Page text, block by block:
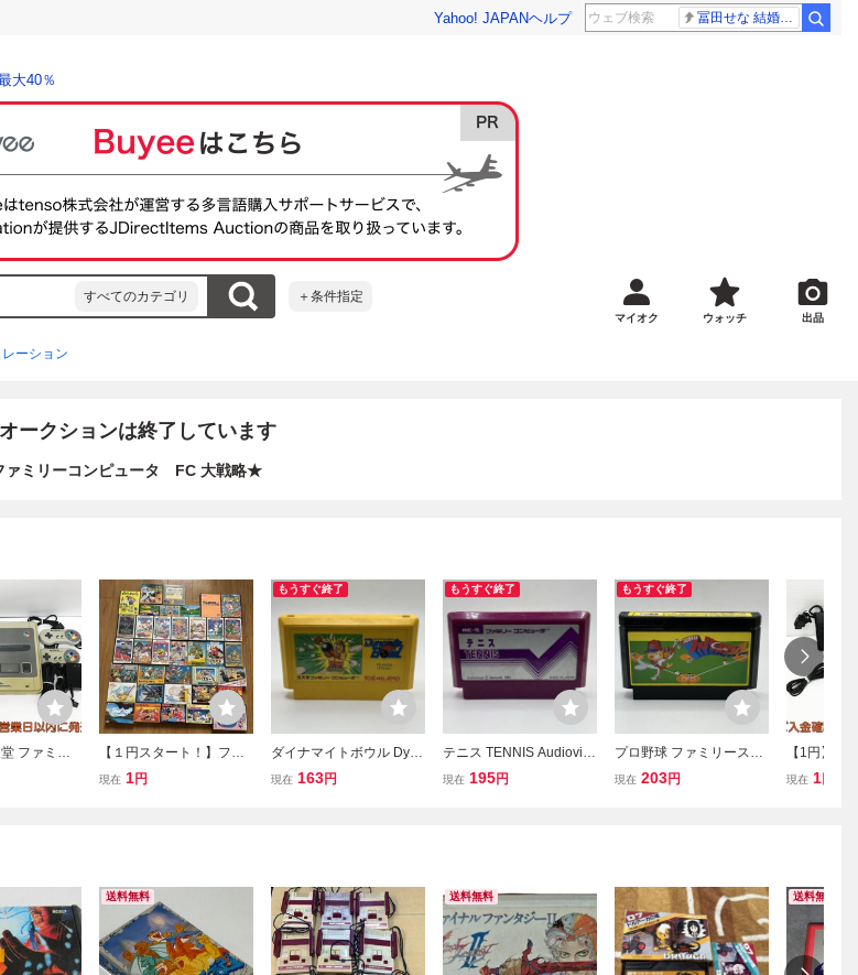
Yahoo! JAPANヘルプ 冨田せな 結婚発表
大40％
すべてのカテゴリ ＋条件指定
マイオク ウォッチ 出品
ーション
ークションは終了しています
ミリーコンピュータ FC 大戦略★
堂 ファミリ
スーパー
【１円スタート！】ファ
ミコン箱説明書付きソフ
現在 1円
もうすぐ終了
ダイナマイトボウル Dyna
mite Bowl TOEMILAND
現在 163円
もうすぐ終了
テニス TENNIS Audiovisu
al Nintendo 1983 任天堂
現在 195円
もうすぐ終了
プロ野球 ファミリースタ
ジアム 1986 NAMCO ナ
現在 203円
【1円】任
ーコンピュ
現在 1
送料無料 送料無料 送料無料